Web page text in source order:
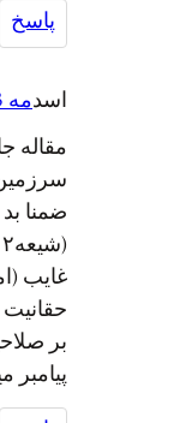
پاسخ
اسدمه 13, 2015
مقاله
ضمنا
غایب
بر
پیامبر